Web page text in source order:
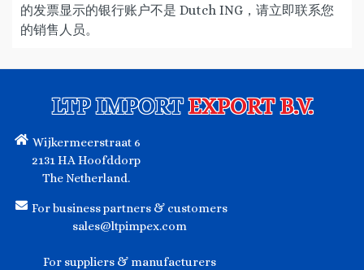
的发票显示的银行账户不是 Dutch ING，请立即联系您
的销售人员。
LTP IMPORTEXPORT B.V.
Wijkermeerstraat 6
2131 HA Hoofddorp
The Netherland.
For business partners & customers
sales@ltpimpex.com
For suppliers & manufacturers